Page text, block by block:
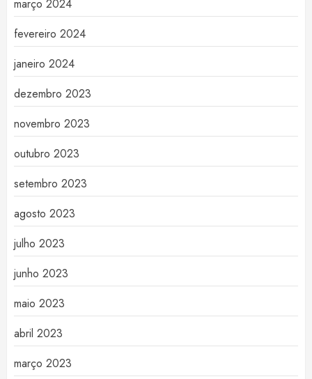
março 2024
fevereiro 2024
janeiro 2024
dezembro 2023
novembro 2023
outubro 2023
setembro 2023
agosto 2023
julho 2023
junho 2023
maio 2023
abril 2023
março 2023